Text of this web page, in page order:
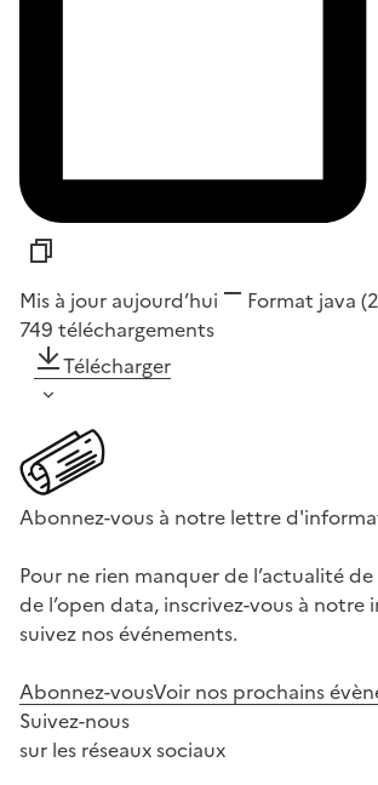
Mis à jour aujourd’hui Format java
749 téléchargements
Télécharger
Abonnez-vous à notre lettre
Pour ne rien manquer de l’actualité
de l’open data, inscrivez-vous à
suivez nos événements.
Abonnez-vousVoir nos prochains
Suivez-nous
sur les réseaux sociaux